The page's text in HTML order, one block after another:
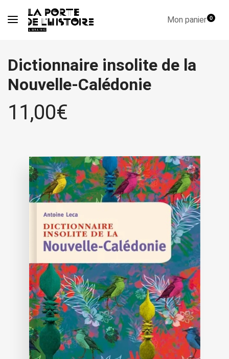
Mon panier0
Dictionnaire insolite de la
Nouvelle-Calédonie
11,00€